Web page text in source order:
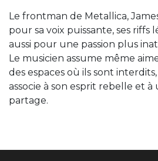
Le frontman de Metallica,
pour sa voix puissante, ses riffs
aussi pour une passion plus
Le musicien assume même
des espaces où ils sont
associe à son esprit rebelle et
partage.